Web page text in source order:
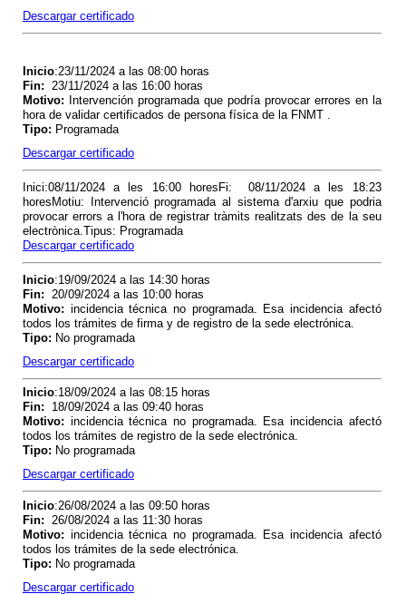
Descargar certificado
Inicio:23/11/2024 a las 08:00 horas
Fin:
23/11/2024 a las 16:00 horas
Motivo: Intervención programada que podría provocar errores en la
hora de validar certificados de persona física de la FNMT .
Tipo: Programada
Descargar certificado
Inici:08/11/2024 a les 16:00 horesFi: 08/11/2024 a les 18:23
horesMotiu: Intervenció programada al sistema d'arxiu que podria
provocar errors a l'hora de registrar tràmits realitzats des de la seu
electrònica.Tipus: Programada
Descargar certificado
Inicio:19/09/2024 a las 14:30 horas
Fin:
20/09/2024 a las 10:00 horas
Motivo: incidencia técnica no programada. Esa incidencia afectó
todos los trámites de firma y de registro de la sede electrónica.
Tipo: No programada
Descargar certificado
Inicio:18/09/2024 a las 08:15 horas
Fin:
18/09/2024 a las 09:40 horas
Motivo: incidencia técnica no programada. Esa incidencia afectó
todos los trámites de registro de la sede electrónica.
Tipo: No programada
Descargar certificado
Inicio:26/08/2024 a las 09:50 horas
Fin:
26/08/2024 a las 11:30 horas
Motivo: incidencia técnica no programada. Esa incidencia afectó
todos los trámites de la sede electrónica.
Tipo: No programada
Descargar certificado